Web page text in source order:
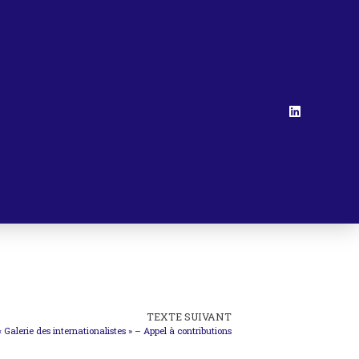
TEXTE SUIVANT
Galerie des internationalistes » – Appel à contributions